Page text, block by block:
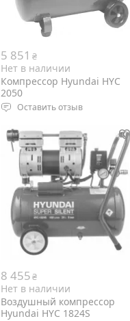
5 851 ₴
Нет в наличии
Компрессор Hyundai HYC
2050
Оставить отзыв
Тип компрессора:
поршневой
Мощность двигателя: 2,5
Выходная мощность: 2,5 л.с.
Объем ресивера: 34 л
Вес: 34 кг
8 455₴
Нет в наличии
Воздушный компрессор
Hyundai HYC 1824S